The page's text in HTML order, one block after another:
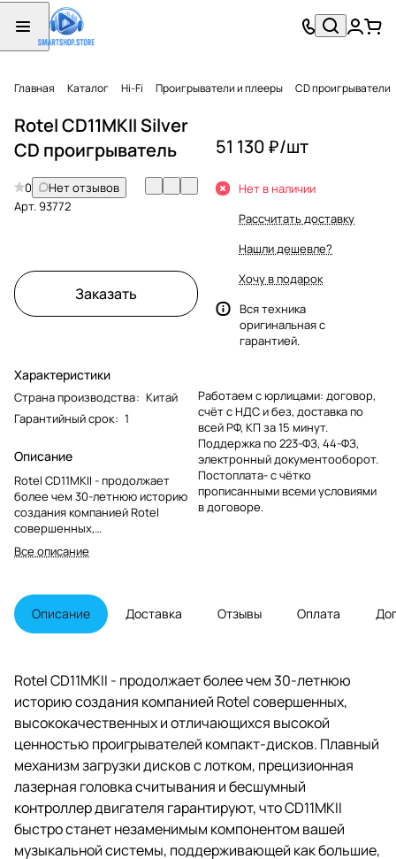
Главная Каталог Hi-Fi Проигрыватели и плееры CD проигрыватели
Rotel CD11MKII Silver
CD проигрыватель
0
Нет отзывов
Арт.93772
Заказать
Характеристики
Страна производства: Китай
Гарантийный срок: 1
Описание
Rotel CD11MKII - продолжает
более чем 30-летнюю историю
создания компанией Rotel
совершенных,
высококачественных и
отличающихся высокой
компакт-дисков. Плавный
механизм загрузки дисков с
лотком, прецизионная лазерная
двигателя гарантируют, что
CD11MKII быстро станет
незаменимым компонентом
вашей музыкальной системы,
так и малые коллекции дисков.
Все описание
51 130 ₽/шт
Нет в наличии
Рассчитать доставку
Нашли дешевле?
Хочу в подарок
Вся техника
оригинальная с
гарантией.
Работаем с юрлицами: договор,
счёт с НДС и без, доставка по
всей РФ, КП за 15 минут.
Поддержка по 223-ФЗ, 44-ФЗ,
электронный документооборот.
Постоплата- с чётко
прописанными всеми условиями
в договоре.
Описание Доставка Отзывы Оплата
Rotel CD11MKII - продолжает более чем 30-летнюю
историю создания компанией Rotel совершенных,
высококачественных и отличающихся высокой
ценностью проигрывателей компакт-дисков. Плавный
механизм загрузки дисков с лотком, прецизионная
лазерная головка считывания и бесшумный
контроллер двигателя гарантируют, что CD11MKII
быстро станет незаменимым компонентом вашей
музыкальной системы, поддерживающей как большие,